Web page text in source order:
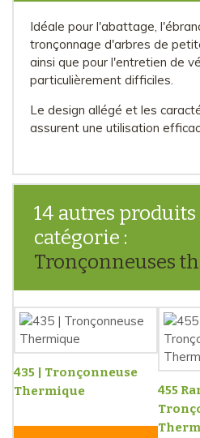
Idéale pour l'abattage,
tronçonnage d'arbres de
ainsi que pour l'entretien de
particulièrement difficiles.
Le design allégé et les
assurent une utilisation
14 autres
catégorie :
Tronçonneuses
435 | Tronçonneuse
Thermique
455